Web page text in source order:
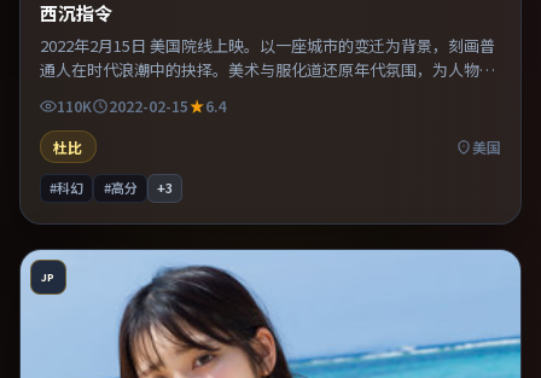
西沉指令
2022年2月15日 美国院线上映。以一座城市的变迁为背景，刻画普
通人在时代浪潮中的抉择。美术与服化道还原年代氛围，为人物动
机提供可信支撑。适合喜欢现实主义题材的观众，情绪后劲较足。
110K 2022-02-15
6.4
杜比
美国
#科幻 #高分 +3
JP